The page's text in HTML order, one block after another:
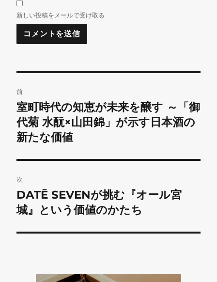
新しい投稿をメールで受け取る
稿
ナ
ビ
ゲ
ー
シ
前
前
の
投
室町時代の知恵が未来を醸す ～「御
代菊 水酛×山田錦」が示す日本酒の
新たな価値
次
次
の
稿:
DATĒ SEVENが挑む『オール宮
城』という価値のかたち